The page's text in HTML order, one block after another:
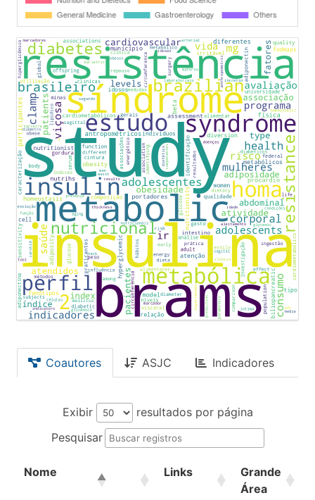
Coautores ASJC Indicadores
Exibir
resultados por página
Pesquisar
Nome Links
Grande
Área